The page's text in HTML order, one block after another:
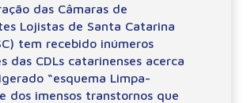
das Câmaras de
Lojistas de Santa Catarina
tem recebido inúmeros
das CDLs catarinenses acerca
“esquema Limpa-
dos imensos transtornos que